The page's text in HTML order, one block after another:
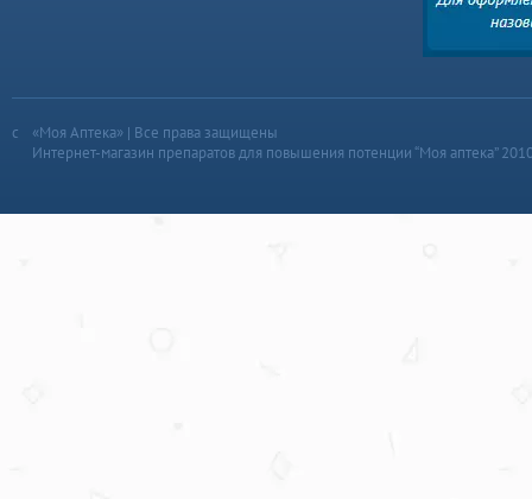
«Моя Аптека» | Все права защищены
Интернет-магазин препаратов для повышения потенции “Моя аптека”